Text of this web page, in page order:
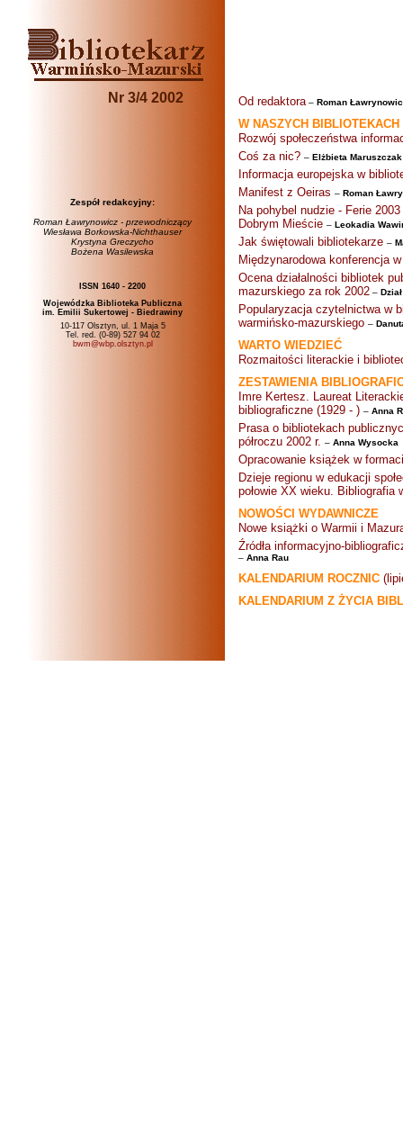
Nr 3/4 2002
Zespół redakcyjny:
Roman Ławrynowicz - przewodniczący
Wiesława Borkowska-Nichthauser
Krystyna Greczycho
Bożena Wasilewska
ISSN 1640 - 2200
Wojewódzka Biblioteka Publiczna
im. Emilii Sukertowej - Biedrawiny
10-117 Olsztyn, ul. 1 Maja 5
Tel. red. (0-89) 527 94 02
bwm@wbp.olsztyn.pl
Od redaktora – Roman
W NASZYCH BIBLIOTEKACH
Rozwój społeczeństwa
Coś za nic? – Elżbieta Maruszczak
Informacja europejska w
Manifest z Oeiras – Roman
Na pohybel nudzie - Ferie
Dobrym Mieście – Leokadia
Jak świętowali bibliotekarze –
Międzynarodowa konferencja
Ocena działalności bibliotek
mazurskiego za rok 2002 –
Popularyzacja czytelnictwa w
warmińsko-mazurskiego –
WARTO WIEDZIEĆ
Rozmaitości literackie i
ZESTAWIENIA
Imre Kertesz. Laureat
bibliograficzne (1929 - ) – Anna
Prasa o bibliotekach
półroczu 2002 r. – Anna Wysocka
Opracowanie książek w
Dzieje regionu w edukacji
połowie XX wieku. Bibliografia
NOWOŚCI WYDAWNICZE
Nowe książki o Warmii i
Źródła informacyjno-
– Anna Rau
KALENDARIUM ROCZNIC
KALENDARIUM Z ŻYCIA